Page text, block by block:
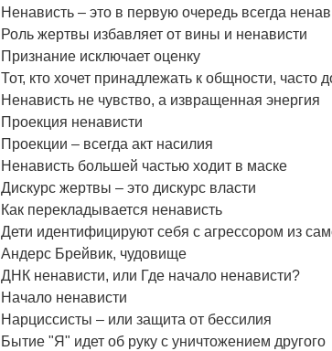
Ненависть – это в первую очередь всегда
Роль жертвы избавляет от вины и ненависти
Признание исключает оценку
Тот, кто хочет принадлежать к общности, часто
Ненависть не чувство, а извращенная энергия
Проекция ненависти
Проекции – всегда акт насилия
Ненависть большей частью ходит в маске
Дискурс жертвы – это дискурс власти
Как перекладывается ненависть
Дети идентифицируют себя с агрессором из
Андерс Брейвик, чудовище
ДНК ненависти, или Где начало ненависти?
Начало ненависти
Нарциссисты – или защита от бессилия
Бытие "Я" идет об руку с уничтожением другого